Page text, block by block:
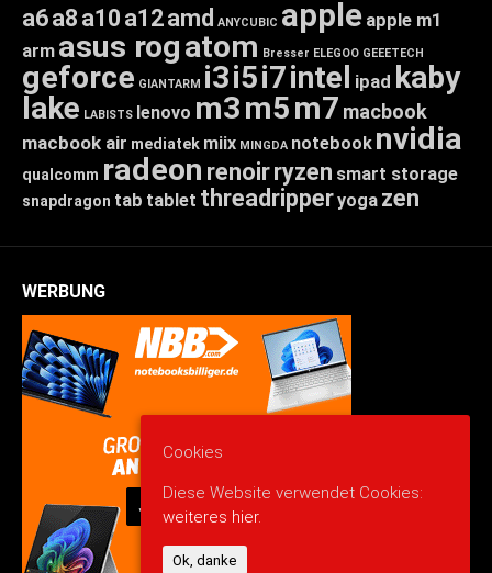
a6a8 a10 a12amd ANYCUBIC apple apple m1
arm asus rogatom Bresser ELEGOO GEEETECH
geforce GIANTARM i3i5i7intel ipad kaby
lake LABISTS lenovo m3m5m7 macbook
macbook air mediatek miix MINGDA notebook nvidia
qualcomm radeon renoirryzen smart storage
snapdragon tab tablet threadripperyoga zen
WERBUNG
Cookies
Diese Website verwendet Cookies:
weiteres hier.
Ok, danke